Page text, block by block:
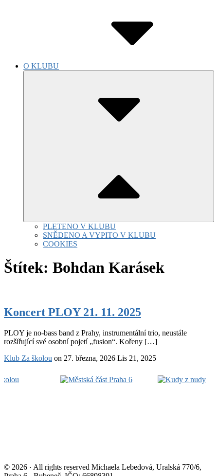
O KLUBU
PLETENO V KLUBU
SNĚDENO A VYPITO V KLUBU
COOKIES
Štítek: Bohdan Karásek
PLOY
21.
2025
Koncert PLOY 21. 11. 2025
PLOY je no-bass band z Prahy, instrumentální trio, neustále
rozšiřující své osobní pojetí „fusion“. Kořeny […]
Klub Za školou on 27. března, 2026 Lis 21, 2025
Footer
© 2026 · All rights reserved Michaela Lebedová, Uralská 770/6,